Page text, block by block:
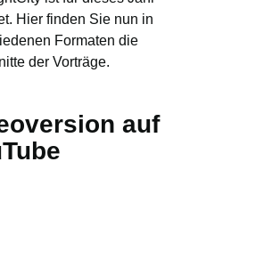
Hier finden Sie nun in
Formaten die
der Vorträge.
auf